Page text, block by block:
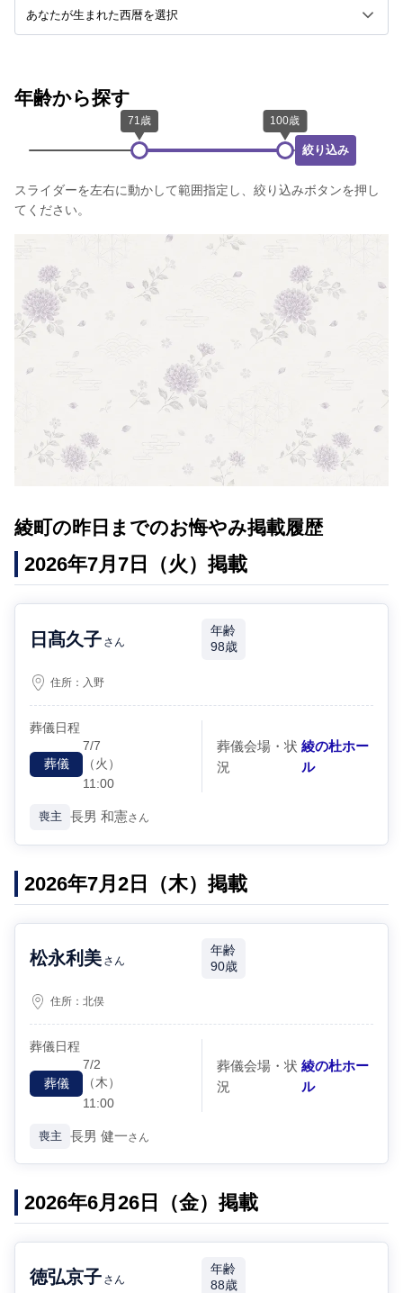
年齢から探す
絞り込み
スライダーを左右に動かして範囲指定し、絞り込みボタンを押し
てください。
綾町の昨日までのお悔やみ掲載履歴
2026年7月7日（火）掲載
日髙久子 さん
年齢
98歳
住所： 入野
葬儀日程
葬儀
7/7
（火）
11:00
葬儀会場・状
況
綾の杜ホー
ル
喪主 長男 和憲さん
2026年7月2日（木）掲載
松永利美 さん
年齢
90歳
住所：北俣
葬儀日程
葬儀
7/2
（木）
11:00
葬儀会場・状
況
綾の杜ホー
ル
喪主 長男 健一さん
2026年6月26日（金）掲載
徳弘京子 さん
年齢
88歳